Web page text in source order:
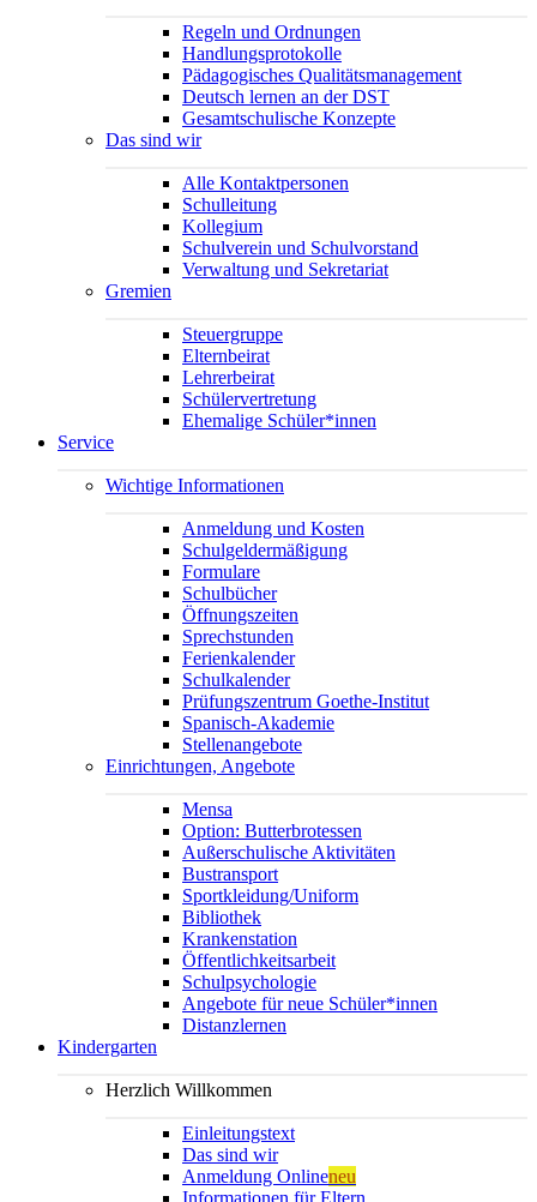
Regeln und Ordnungen
Handlungsprotokolle
Pädagogisches Qualitätsmanagement
Deutsch lernen an der DST
Gesamtschulische Konzepte
Das sind wir
Alle Kontaktpersonen
Schulleitung
Kollegium
Schulverein und Schulvorstand
Verwaltung und Sekretariat
Gremien
Steuergruppe
Elternbeirat
Lehrerbeirat
Schülervertretung
Ehemalige Schüler*innen
Service
Wichtige Informationen
Anmeldung und Kosten
Schulgeldermäßigung
Formulare
Schulbücher
Öffnungszeiten
Sprechstunden
Ferienkalender
Schulkalender
Prüfungszentrum Goethe-Institut
Spanisch-Akademie
Stellenangebote
Einrichtungen, Angebote
Mensa
Option: Butterbrotessen
Außerschulische Aktivitäten
Bustransport
Sportkleidung/Uniform
Bibliothek
Krankenstation
Öffentlichkeitsarbeit
Schulpsychologie
Angebote für neue Schüler*innen
Distanzlernen
Kindergarten
Herzlich Willkommen
Einleitungstext
Das sind wir
Anmeldung Onlineneu
Informationen für Eltern